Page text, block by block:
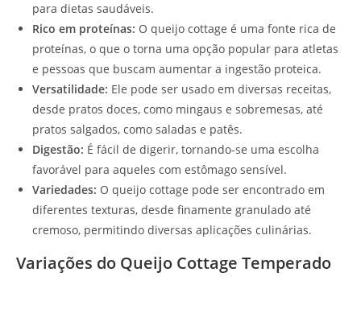
para dietas saudáveis.
Rico em proteínas: O queijo cottage é uma fonte rica de
proteínas, o que o torna uma opção popular para atletas
e pessoas que buscam aumentar a ingestão proteica.
Versatilidade: Ele pode ser usado em diversas receitas,
desde pratos doces, como mingaus e sobremesas, até
pratos salgados, como saladas e patês.
Digestão: É fácil de digerir, tornando-se uma escolha
favorável para aqueles com estômago sensível.
Variedades: O queijo cottage pode ser encontrado em
diferentes texturas, desde finamente granulado até
cremoso, permitindo diversas aplicações culinárias.
Variações do Queijo Cottage Temperado